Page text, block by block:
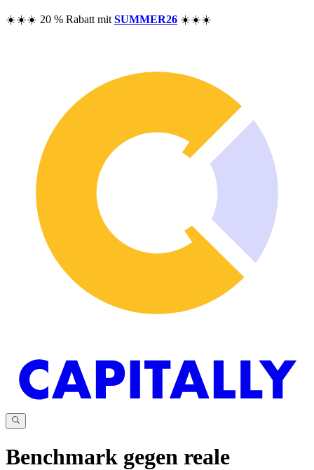
☀️☀️☀️ 20 % Rabatt mit SUMMER26 ☀️☀️☀️
Ressourcen
F.A.Q.
Performance-Analyse
Vermögens-Tracker
Sicherheit &amp; Datenschutz
Benchmark gegen reale